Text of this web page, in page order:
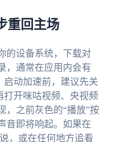
重回主场
的设备系统，下载对
，通常在应用内会有
启动加速前，建议先关
打开咪咕视频、央视频
，之前灰色的“播放”按
音即将响起。如果在
，或在任何地方追看